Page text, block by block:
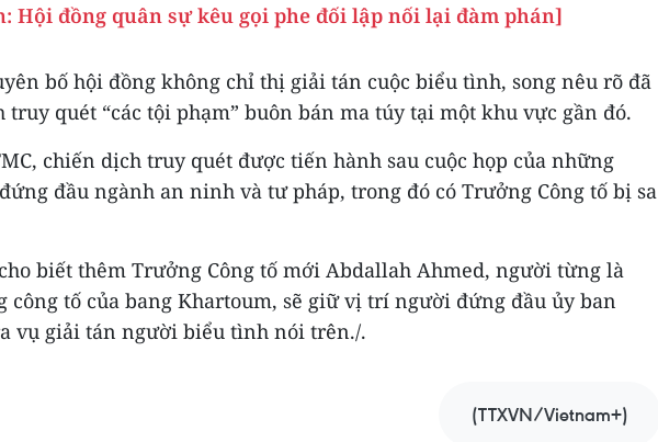
Hội đồng quân sự kêu gọi phe đối lập nối lại đàm phán]
bố hội đồng không chỉ thị giải tán cuộc biểu tình, song nêu rõ đã
truy quét “các tội phạm” buôn bán ma túy tại một khu vực gần đó.
chiến dịch truy quét được tiến hành sau cuộc họp của những
đầu ngành an ninh và tư pháp, trong đó có Trưởng Công tố bị sa
biết thêm Trưởng Công tố mới Abdallah Ahmed, người từng là
công tố của bang Khartoum, sẽ giữ vị trí người đứng đầu ủy ban
vụ giải tán người biểu tình nói trên./.
(TTXVN/Vietnam+)